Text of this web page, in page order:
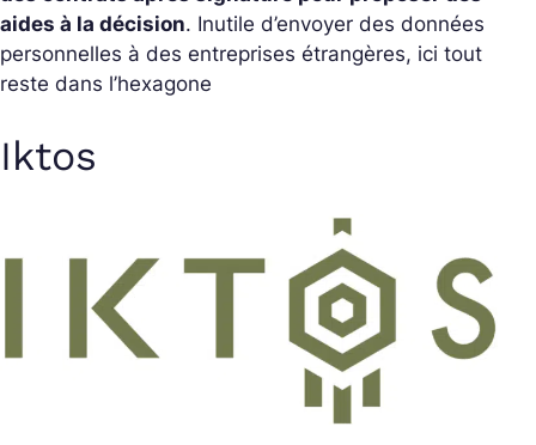
aides à la décision. Inutile d’envoyer des données
personnelles à des entreprises étrangères, ici tout
reste dans l’hexagone
Iktos